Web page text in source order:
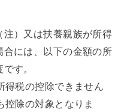
）又は扶養親族が所得
には、以下の金額の所
す。
税の控除できません
控除の対象となりま